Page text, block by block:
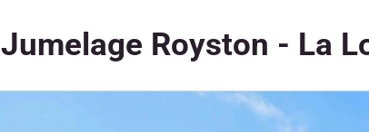
Jumelage Royston - La